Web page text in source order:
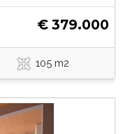
€ 379.000
105 m2